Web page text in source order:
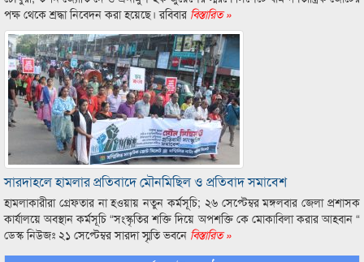
পক্ষ থেকে শ্রদ্ধা নিবেদন করা হয়েছে। রবিবার বিস্তারিত »
সারদাহলে হামলার প্রতিবাদে মৌনমিছিল ও প্রতিবাদ সমাবেশ
হামলাকারীরা গ্রেফতার না হওয়ায় নতুন কর্মসূচি; ২৬ সেপ্টেম্বর মঙ্গলবার জেলা প্রশাসক
কার্যালয়ে অবস্থান কর্মসূচি “সংস্কৃতির শক্তি দিয়ে অপশক্তি কে মোকাবিলা করার আহবান “
ডেস্ক নিউজঃ ২১ সেপ্টেম্বর সারদা স্মৃতি ভবনে বিস্তারিত »